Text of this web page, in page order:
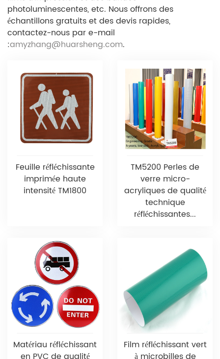
photoluminescentes, etc. Nous offrons des
échantillons gratuits et des devis rapides,
contactez-nous par e-mail
:amyzhang@huarsheng.com.
Feuille réfléchissante
imprimée haute
intensité TM1800
TM5200 Perles de
verre micro-
acryliques de qualité
technique
réfléchissantes...
Matériau réfléchissant
en PVC de qualité
Film réfléchissant vert
à microbilles de